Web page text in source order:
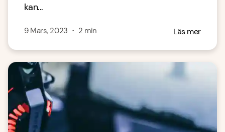
kan...
9 Mars, 2023 ・ 2 min Läs mer